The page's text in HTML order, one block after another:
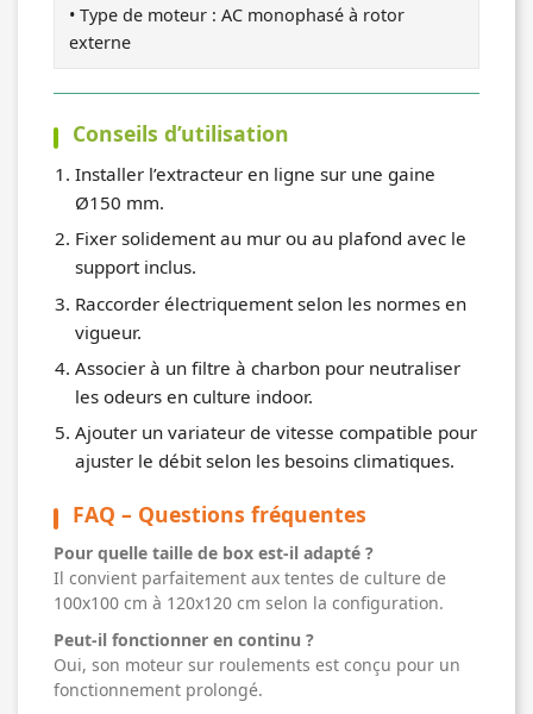
• Type de moteur : AC monophasé à rotor
externe
Conseils d’utilisation
Installer l’extracteur en ligne sur une gaine
Ø150 mm.
Fixer solidement au mur ou au plafond avec le
support inclus.
Raccorder électriquement selon les normes en
vigueur.
Associer à un filtre à charbon pour neutraliser
les odeurs en culture indoor.
Ajouter un variateur de vitesse compatible pour
ajuster le débit selon les besoins climatiques.
FAQ – Questions fréquentes
Pour quelle taille de box est-il adapté ?
Il convient parfaitement aux tentes de culture de
100x100 cm à 120x120 cm selon la configuration.
Peut-il fonctionner en continu ?
Oui, son moteur sur roulements est conçu pour un
fonctionnement prolongé.